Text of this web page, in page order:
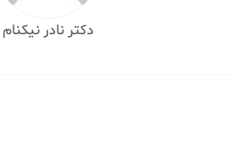
دکتر نادر نیکنام